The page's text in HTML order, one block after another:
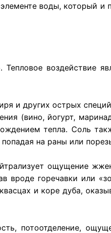
воды, который
воздействие
и других острых
(вино, йогурт,
тепла. Соль
на раны или
ощущение
вроде горечавки или
и коре дуба,
потоотделение,